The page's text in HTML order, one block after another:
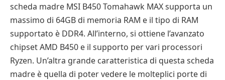
scheda madre MSI B450 Tomahawk MAX supporta un
massimo di 64GB di memoria RAM e il tipo di RAM
supportato è DDR4. All’interno, si ottiene l’avanzato
chipset AMD B450 e il supporto per vari processori
Ryzen. Un’altra grande caratteristica di questa scheda
madre è quella di poter vedere le molteplici porte di